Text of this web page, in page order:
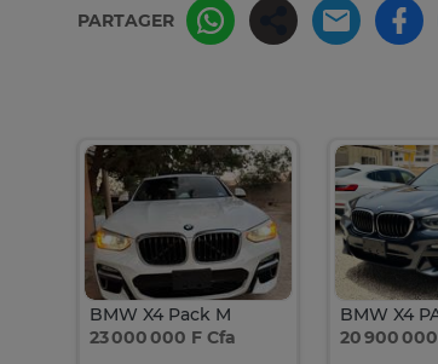
PARTAGER
BMW X4 Pack M
23 000 000 F Cfa
BMW X4
20 900